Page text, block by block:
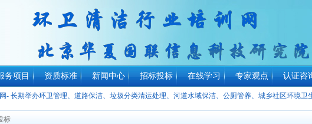
务项目 资质标准 新闻中心 招标投标 在线学习 专家观点 认证咨
- 长期举办环卫管理、道路保洁、垃圾分类清运处理、河道水域保洁、公厕管养、城乡社区环境卫
标